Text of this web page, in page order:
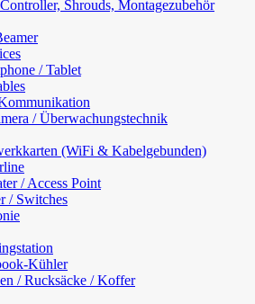
Shrouds, Montagezubehör
/ Tablet
/ Überwachungstechnik
(WiFi & Kabelgebunden)
/ Access Point
/ Switches
Kühler
/ Rucksäcke / Koffer